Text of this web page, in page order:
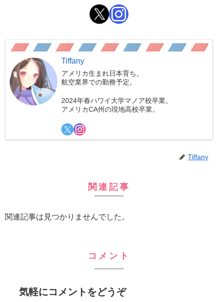
Tiffany
アメリカ生まれ日本育ち。
航空業界での勤務予定。
2024年春ハワイ大学マノア校卒業。
アメリカCA州の現地高校卒業。
Tiffany
関連記事
関連記事は見つかりませんでした。
コメント
気軽にコメントをどうぞ